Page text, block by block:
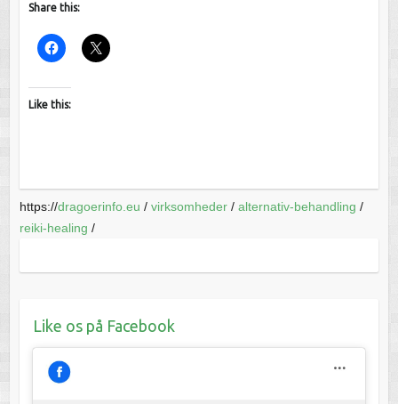
Share this:
Like this:
https://dragoerinfo.eu / virksomheder/ alternativ-behandling /
reiki-healing /
Like os på Facebook